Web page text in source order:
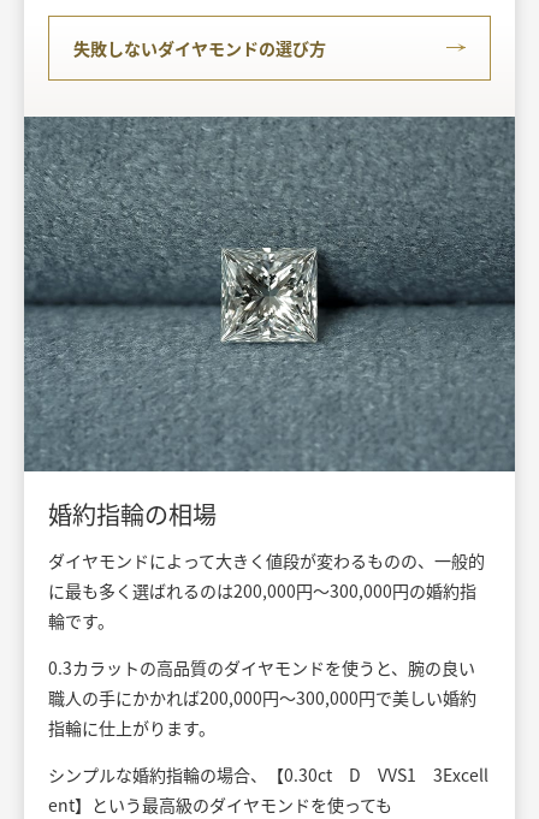
失敗しないダイヤモンドの選び方
婚約指輪の相場
ダイヤモンドによって大きく値段が変わるものの、一般的
に最も多く選ばれるのは200,000円～300,000円の婚約指
輪です。
0.3カラットの高品質のダイヤモンドを使うと、腕の良い
職人の手にかかれば200,000円～300,000円で美しい婚約
指輪に仕上がります。
シンプルな婚約指輪の場合、【0.30ct D VVS1 3Excell
ent】という最高級のダイヤモンドを使っても